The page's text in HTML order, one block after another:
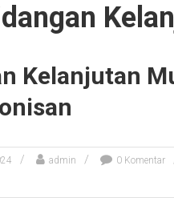
Kelanjutan
admin 0 Komentar